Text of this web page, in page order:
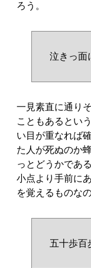
ろう。
泣きっ
一見素直に通り
こともあるとい
い目が重なれば
た人が死ぬのか
っとどうかであ
小点より手前に
を覚えるものな
五十歩